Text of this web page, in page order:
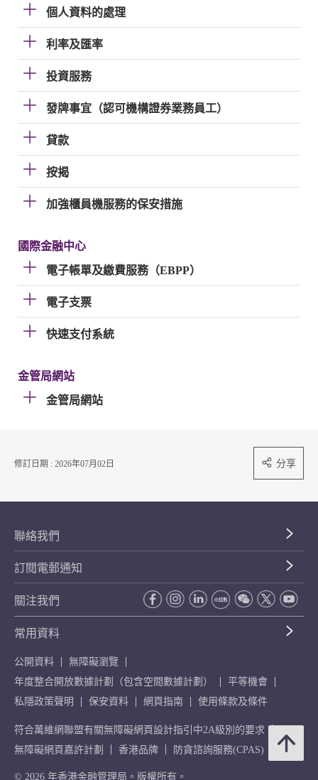
個人資料的處理
利率及匯率
投資服務
發牌事宜（認可機構證券業務員工）
貸款
按揭
加強櫃員機服務的保安措施
國際金融中心
電子帳單及繳費服務（EBPP）
電子支票
快速支付系統
金管局網站
金管局網站
修訂日期 : 2026年07月02日 分享
聯絡我們
訂閱電郵通知
關注我們
常用資料
公開資料
無障礙瀏覽
年度整合開放數據計劃（包含空間數據計劃）
平等機會
私隱政策聲明
保安資料 網頁指南 使用條款及條件
符合萬維網聯盟有關無障礙網頁設計指引中2A級別的要求
無障礙網頁嘉許計劃
香港品牌 防貪諮詢服務(CPAS)
© 2026 年香港金融管理局。版權所有。